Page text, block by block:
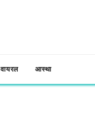
वायरल आस्था